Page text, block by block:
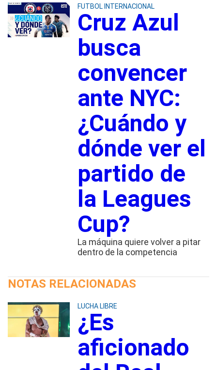
FUTBOL INTERNACIONAL
Cruz Azul
busca
convencer
ante NYC:
¿Cuándo y
dónde ver el
partido de
la Leagues
Cup?
La máquina quiere volver a pitar
dentro de la competencia
NOTAS RELACIONADAS
LUCHA LIBRE
¿Es
aficionado